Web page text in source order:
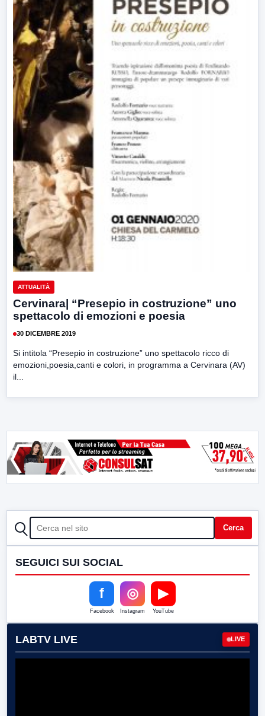
ATTUALITÀ
Cervinara| “Presepio in costruzione” uno
spettacolo di emozioni e poesia
30 DICEMBRE 2019
Si intitola “Presepio in costruzione” uno spettacolo ricco di
emozioni,poesia,canti e colori, in programma a Cervinara (AV)
il...
CERCA Cerca
SEGUICI SUI SOCIAL
f
Facebook
◎
Instagram
▶
YouTube
LABTV LIVE LIVE